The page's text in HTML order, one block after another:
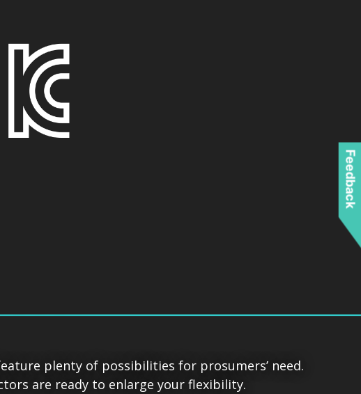
plenty of possibilities for prosumers’ need.
are ready to enlarge your flexibility.
Feedback